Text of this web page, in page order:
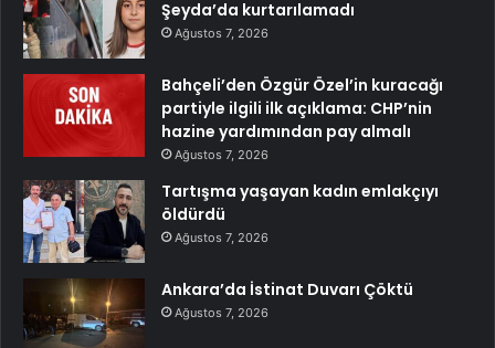
Şeyda’da kurtarılamadı
Ağustos 7, 2026
Bahçeli’den Özgür Özel’in kuracağı
partiyle ilgili ilk açıklama: CHP’nin
hazine yardımından pay almalı
Ağustos 7, 2026
Tartışma yaşayan kadın emlakçıyı
öldürdü
Ağustos 7, 2026
Ankara’da İstinat Duvarı Çöktü
Ağustos 7, 2026